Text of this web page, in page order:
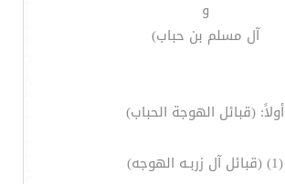
و
آل مسلم بن حباب)
أولاً: (قبائل الهوجة الحباب)
(1) (قبائل آل زربـه الهوجه)